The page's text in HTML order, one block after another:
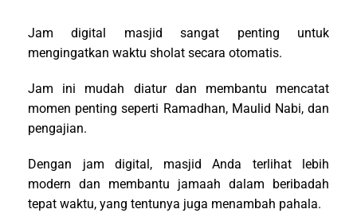
Jam digital masjid sangat penting untuk
mengingatkan waktu sholat secara otomatis.
Jam ini mudah diatur dan membantu mencatat
momen penting seperti Ramadhan, Maulid Nabi, dan
pengajian.
Dengan jam digital, masjid Anda terlihat lebih
modern dan membantu jamaah dalam beribadah
tepat waktu, yang tentunya juga menambah pahala.